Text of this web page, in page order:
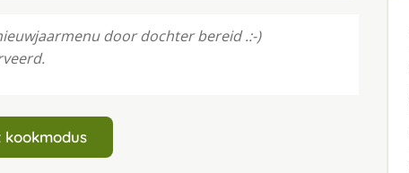
door dochter bereid .:-)
kookmodus